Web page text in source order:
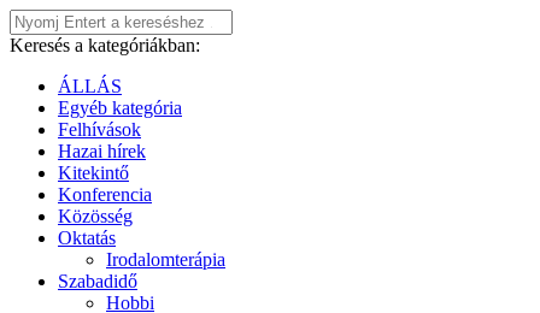
Keresés a kategóriákban:
ÁLLÁS
Egyéb kategória
Felhívások
Hazai hírek
Kitekintő
Konferencia
Közösség
Oktatás
Irodalomterápia
Szabadidő
Hobbi